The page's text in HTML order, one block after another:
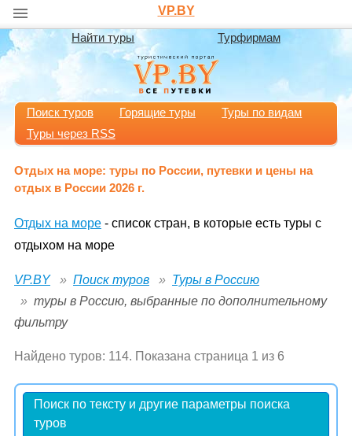
VP.BY
Найти туры Турфирмам
Поиск туров Горящие туры
Туры по видам
Туры через RSS
Отдых на море: туры по России, путевки и цены на
отдых в России 2026 г.
Отдых на море - список стран, в которые есть туры с
отдыхом на море
VP.BY Поиск туров
Туры в Россию
туры в Россию, выбранные по дополнительному
фильтру
Найдено туров: 114. Показана страница 1 из 6
Поиск по тексту и другие параметры поиска
туров